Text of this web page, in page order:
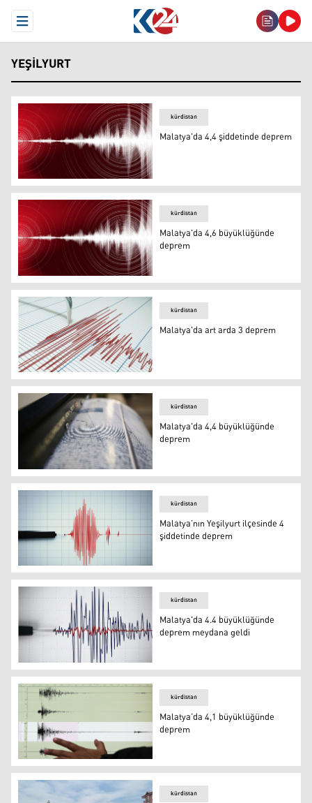
Open Menu
YEŞILYURT
Malatya'da 4,4 şiddetinde deprem
kürdistan
Malatya'da 4,4 şiddetinde deprem
Malatya'da 4,6 büyüklüğünde deprem
kürdistan
Malatya'da 4,6 büyüklüğünde
deprem
deprem
kürdistan
Malatya'da art arda 3 deprem
Malatya'da 4,4 büyüklüğünde deprem
kürdistan
Malatya'da 4,4 büyüklüğünde
deprem
Malatya’nın Yeşilyurt ilçesinde 4 şiddetinde deprem
kürdistan
Malatya’nın Yeşilyurt ilçesinde 4
şiddetinde deprem
deprem
kürdistan
Malatya'da 4.4 büyüklüğünde
deprem meydana geldi
Malatya’da 4,1 büyüklüğünde deprem
kürdistan
Malatya’da 4,1 büyüklüğünde
deprem
kürdistan